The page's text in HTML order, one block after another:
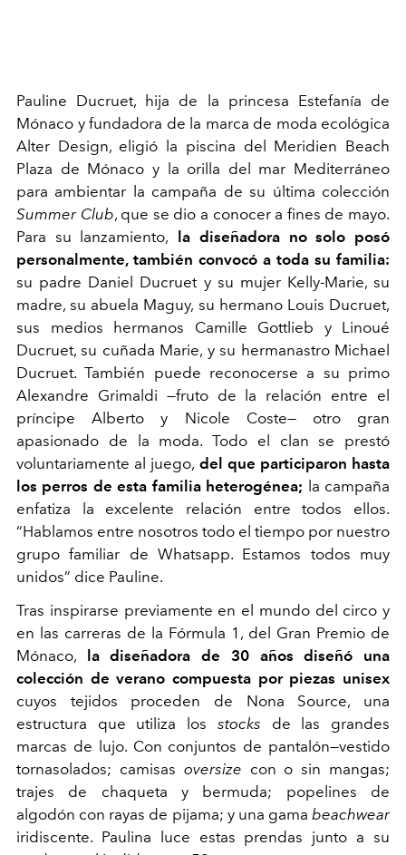
Pauline Ducruet, hija de la princesa Estefanía de
Mónaco y fundadora de la marca de moda ecológica
Alter Design, eligió la piscina del Meridien Beach
Plaza de Mónaco y la orilla del mar Mediterráneo
para ambientar la campaña de su última colección
Summer Club, que se dio a conocer a fines de mayo.
Para su lanzamiento, la diseñadora no solo posó
personalmente, también convocó a toda su familia:
su padre Daniel Ducruet y su mujer Kelly-Marie, su
madre, su abuela Maguy, su hermano Louis Ducruet,
sus medios hermanos Camille Gottlieb y Linoué
Ducruet, su cuñada Marie, y su hermanastro Michael
Ducruet. También puede reconocerse a su primo
Alexandre Grimaldi —fruto de la relación entre el
príncipe Alberto y Nicole Coste— otro gran
apasionado de la moda. Todo el clan se prestó
voluntariamente al juego, del que participaron hasta
los perros de esta familia heterogénea; la campaña
enfatiza la excelente relación entre todos ellos.
“Hablamos entre nosotros todo el tiempo por nuestro
grupo familiar de Whatsapp. Estamos todos muy
unidos” dice Pauline.
Tras inspirarse previamente en el mundo del circo y
en las carreras de la Fórmula 1, del Gran Premio de
Mónaco,
la diseñadora de 30 años diseñó una
colección de verano compuesta por piezas unisex
cuyos tejidos proceden de Nona Source, una
estructura que utiliza los stocks de las grandes
marcas de lujo. Con conjuntos de pantalón—vestido
tornasolados; camisas oversize con o sin mangas;
trajes de chaqueta y bermuda; popelines de
algodón con rayas de pijama; y una gama beachwear
iridiscente. Paulina luce estas prendas junto a su